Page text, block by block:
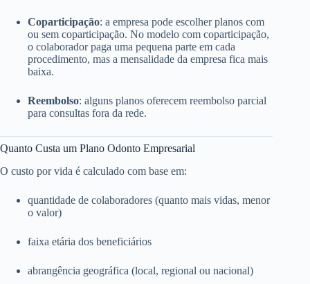
Coparticipação: a empresa pode escolher planos com
ou sem coparticipação. No modelo com coparticipação,
o colaborador paga uma pequena parte em cada
procedimento, mas a mensalidade da empresa fica mais
baixa.
Reembolso: alguns planos oferecem reembolso parcial
para consultas fora da rede.
Quanto Custa um Plano Odonto Empresarial
O custo por vida é calculado com base em:
quantidade de colaboradores (quanto mais vidas, menor
o valor)
faixa etária dos beneficiários
abrangência geográfica (local, regional ou nacional)